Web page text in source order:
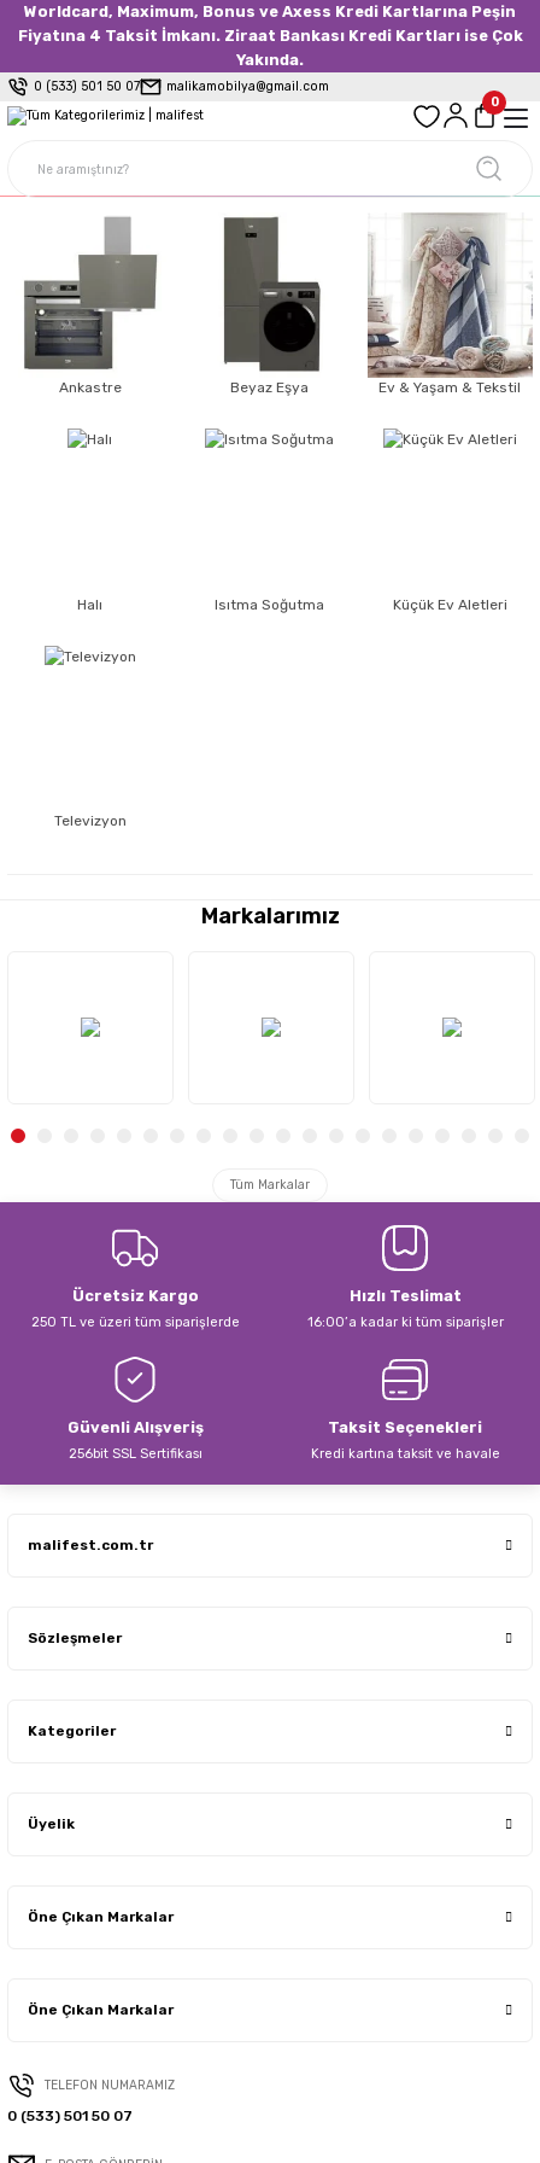
Worldcard, Maximum, Bonus ve Axess Kredi Kartlarına Peşin
Fiyatına 4 Taksit İmkanı. Ziraat Bankası Kredi Kartları ise Çok
Yakında.
0 (533) 501 50 07
malikamobilya@gmail.com
0
Ankastre Beyaz Eşya Ev & Yaşam & Tekstil
Halı Isıtma Soğutma Küçük Ev Aletleri
Televizyon
Markalarımız
Tüm Markalar
Ücretsiz Kargo
250 TL ve üzeri tüm siparişlerde
Hızlı Teslimat
16:00’a kadar ki tüm siparişler
Güvenli Alışveriş
256bit SSL Sertifikası
Taksit Seçenekleri
Kredi kartına taksit ve havale
malifest.com.tr
Sözleşmeler
Kategoriler
Üyelik
Öne Çıkan Markalar
Öne Çıkan Markalar
TELEFON NUMARAMIZ
0 (533) 501 50 07